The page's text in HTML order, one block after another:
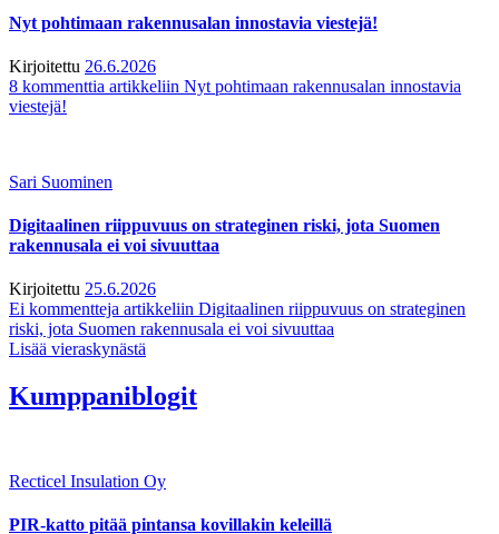
Nyt pohtimaan rakennusalan innostavia viestejä!
Kirjoitettu 26.6.2026
8 kommenttia artikkeliin Nyt pohtimaan rakennusalan innostavia
viestejä!
Sari Suominen
Digitaalinen riippuvuus on strateginen riski, jota Suomen
rakennusala ei voi sivuuttaa
Kirjoitettu 25.6.2026
Ei kommentteja artikkeliin Digitaalinen riippuvuus on strateginen
riski, jota Suomen rakennusala ei voi sivuuttaa
Lisää vieraskynästä
Kumppaniblogit
Recticel Insulation Oy
PIR-katto pitää pintansa kovillakin keleillä